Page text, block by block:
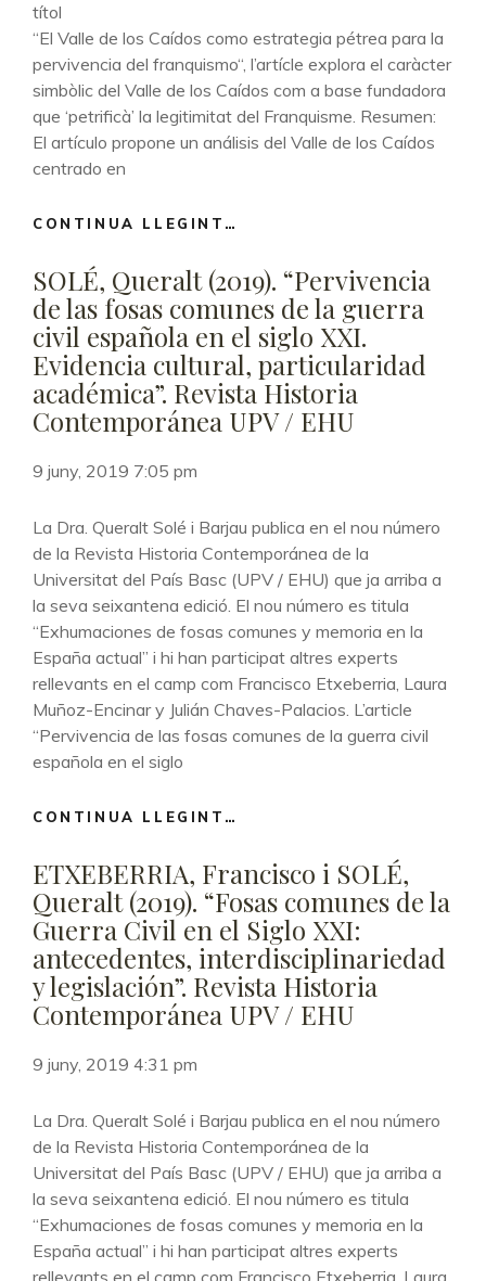
títol
“El Valle de los Caídos como estrategia pétrea para la
pervivencia del franquismo“, l’artícle explora el caràcter
simbòlic del Valle de los Caídos com a base fundadora
que ‘petrificà’ la legitimitat del Franquisme. Resumen:
El artículo propone un análisis del Valle de los Caídos
centrado en
CONTINUA LLEGINT…
LÓPEZ,
XAVI.
(2019)
“EL
VALLE
DE
PÉTREA
PARA
LA
PERVIVENCIA
DEL
FRANQUISMO”.
REVISTA
KAMCHATKA
SOLÉ, Queralt (2019). “Pervivencia
de las fosas comunes de la guerra
civil española en el siglo XXI.
Evidencia cultural, particularidad
académica”. Revista Historia
Contemporánea UPV / EHU
9 juny, 2019 7:05 pm
La Dra. Queralt Solé i Barjau publica en el nou número
de la Revista Historia Contemporánea de la
Universitat del País Basc (UPV / EHU) que ja arriba a
la seva seixantena edició. El nou número es titula
“Exhumaciones de fosas comunes y memoria en la
España actual” i hi han participat altres experts
rellevants en el camp com Francisco Etxeberria, Laura
Muñoz-Encinar y Julián Chaves-Palacios. L’article
“Pervivencia de las fosas comunes de la guerra civil
española en el siglo
CONTINUA LLEGINT…
(2019).
“PERVIVENCIA
DE
LAS
FOSAS
COMUNES
DE
EN
EL
SIGLO
XXI.
EVIDENCIA
CULTURAL,
PARTICULARIDAD
ETXEBERRIA, Francisco i SOLÉ,
Queralt (2019). “Fosas comunes de la
Guerra Civil en el Siglo XXI:
antecedentes, interdisciplinariedad
y legislación”. Revista Historia
Contemporánea UPV / EHU
9 juny, 2019 4:31 pm
La Dra. Queralt Solé i Barjau publica en el nou número
de la Revista Historia Contemporánea de la
Universitat del País Basc (UPV / EHU) que ja arriba a
la seva seixantena edició. El nou número es titula
“Exhumaciones de fosas comunes y memoria en la
España actual” i hi han participat altres experts
rellevants en el camp com Francisco Etxeberria, Laura